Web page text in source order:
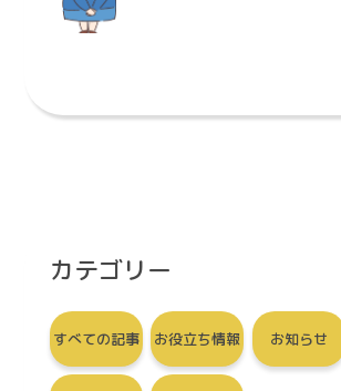
FAX 096-363-6377
カテゴリー
すべての記事 お役立ち情報 お知らせ